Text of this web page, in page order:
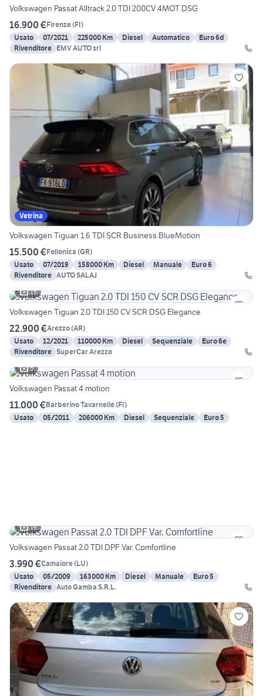
Volkswagen Passat Alltrack 2.0 TDI 200CV 4MOT DSG
16.900 €Firenze(FI)
Usato
07/2021 225000 Km Diesel Automatico
Euro 6d
Rivenditore EMV AUTO srl
Vetrina
Volkswagen Tiguan 1.6 TDI SCR Business BlueMotion
15.500 €Follonica (GR)
Usato
07/2019 158000 Km Diesel Manuale
Euro 6
Rivenditore AUTO SALAJ
15
Volkswagen Tiguan 2.0 TDI 150 CV SCR DSG Elegance
22.900 €Arezzo(AR)
Usato
12/2021 110000 Km Diesel Sequenziale
Euro 6e
Rivenditore SuperCar Arezzo
5
Volkswagen Passat 4 motion
11.000 €Barberino Tavarnelle(FI)
Usato
05/2011 206000 Km Diesel Sequenziale Euro 5
19
Volkswagen Passat 2.0 TDI DPF Var. Comfortline
3.990 €Camaiore(LU)
Usato
05/2009 163000 Km Diesel Manuale
Euro 5
Rivenditore Auto Gamba S.R.L.